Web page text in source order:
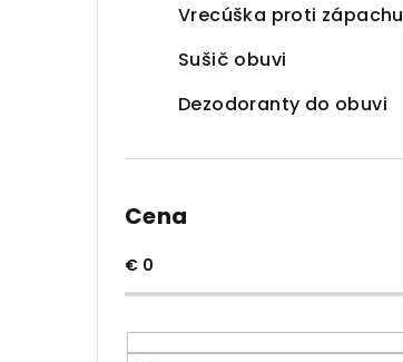
Vrecúška proti zápachu
Sušič obuvi
Dezodoranty do obuvi
Cena
€ 0